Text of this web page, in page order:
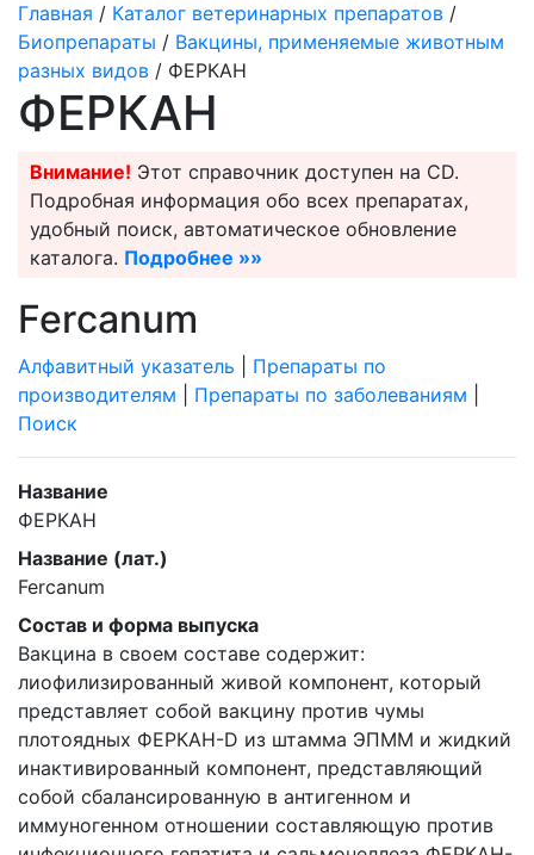
Главная / Каталог ветеринарных препаратов /
Биопрепараты / Вакцины, применяемые животным
разных видов / ФЕРКАН
ФЕРКАН
Внимание! Этот справочник доступен на CD.
Подробная информация обо всех препаратах,
удобный поиск, автоматическое обновление
каталога. Подробнее »»
Ferсanum
Алфавитный указатель
Препараты по
производителям
Препараты по заболеваниям
Поиск
Название
ФЕРКАН
Название (лат.)
Ferсanum
Состав и форма выпуска
Вакцина в своем составе содержит:
лиофилизированный живой компонент, который
представляет собой вакцину против чумы
плотоядных ФЕРКАН-D из штамма ЭПММ и жидкий
инактивированный компонент, представляющий
собой сбалансированную в антигенном и
иммуногенном отношении составляющую против